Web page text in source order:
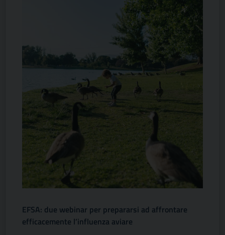
EFSA: due webinar per prepararsi ad affrontare
efficacemente l’influenza aviare